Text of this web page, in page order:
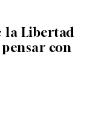
la Libertad
con